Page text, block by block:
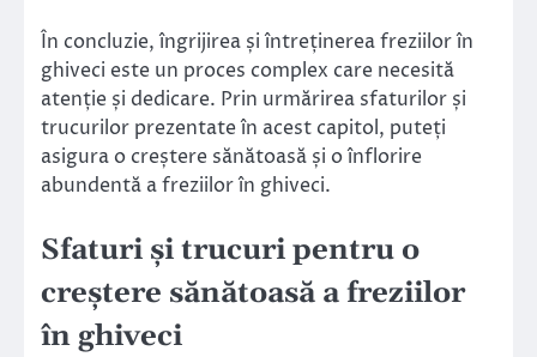
În concluzie, îngrijirea și întreținerea freziilor în
ghiveci este un proces complex care necesită
atenție și dedicare. Prin urmărirea sfaturilor și
trucurilor prezentate în acest capitol, puteți
asigura o creștere sănătoasă și o înflorire
abundentă a freziilor în ghiveci.
Sfaturi și trucuri pentru o
creștere sănătoasă a freziilor
în ghiveci